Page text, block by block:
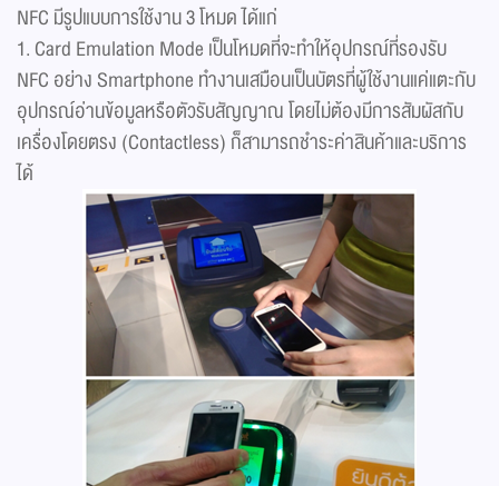
NFC มีรูปแบบการใช้งาน 3 โหมด ได้แก่
1. Card Emulation Mode เป็นโหมดที่จะทำให้อุปกรณ์ที่รองรับ
NFC อย่าง Smartphone ทำงานเสมือนเป็นบัตรที่ผู้ใช้งานแค่แตะกับ
อุปกรณ์อ่านข้อมูลหรือตัวรับสัญญาณ โดยไม่ต้องมีการสัมผัสกับ
เครื่องโดยตรง (Contactless) ก็สามารถชำระค่าสินค้าและบริการ
ได้